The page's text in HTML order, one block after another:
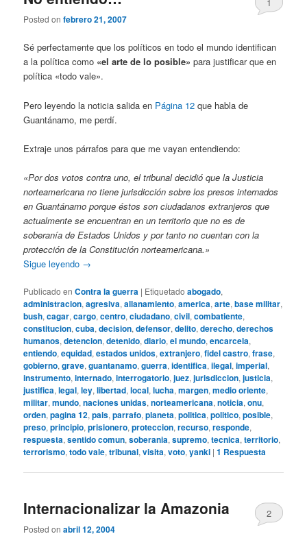
Posted onfebrero 21, 2007
1
Sé perfectamente que los políticos en todo el mundo identifican
a la política como «el arte de lo posible» para justificar que en
política «todo vale».
Pero leyendo la noticia salida en Página 12 que habla de
Guantánamo, me perdí.
Extraje unos párrafos para que me vayan entendiendo:
«Por dos votos contra uno, el tribunal decidió que la Justicia
norteamericana no tiene jurisdicción sobre los presos internados
en Guantánamo porque éstos son ciudadanos extranjeros que
actualmente se encuentran en un territorio que no es de
soberanía de Estados Unidos y por tanto no cuentan con la
protección de la Constitución norteamericana.»
Sigue leyendo →
Publicado en Contra la guerra | Etiquetado abogado,
administracion,agresiva,allanamiento,america,arte,base militar,
bush,cagar,cargo,centro,ciudadano,civil,combatiente,
constitucion,cuba,decision,defensor,delito,derecho,derechos
humanos,detencion,detenido,diario,el mundo,encarcela,
entiendo,equidad,estados unidos,extranjero,fidel castro,frase,
gobierno,grave,guantanamo,guerra,identifica,ilegal,imperial,
instrumento,internado,interrogatorio,juez,jurisdiccion,justicia,
justifica,legal,ley,libertad,local,lucha,margen,medio oriente,
militar,mundo,naciones unidas,norteamericana,noticia,onu,
orden,pagina 12,pais,parrafo,planeta,politica,politico,posible,
preso,principio,prisionero,proteccion,recurso,responde,
respuesta,sentido comun,soberania,supremo,tecnica,territorio,
terrorismo,todo vale,tribunal,visita,voto,yanki |1 Respuesta
Internacionalizar la Amazonia
Posted onabril 12, 2004
2